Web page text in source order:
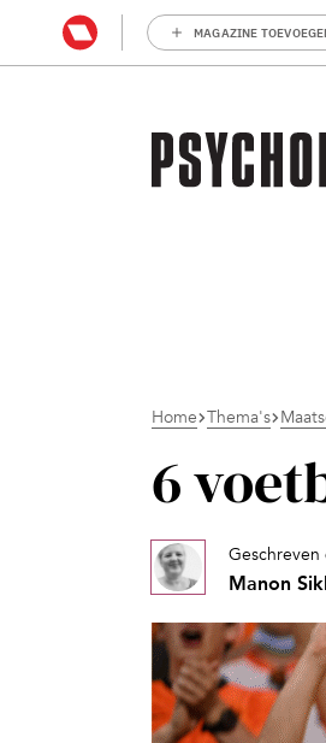
MAGAZINE
Home Thema's
6
Geschreven
Manon